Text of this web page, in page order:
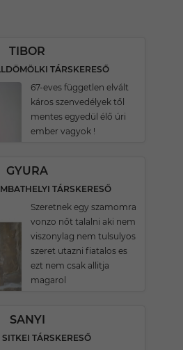
TIBOR
TÁRSKERESŐ
67-eves független elvált
káros szenvedélyek től
mentes egyedül élő úri
ember vagyok !
GYURA
TÁRSKERESŐ
Szeretnek egy szamomra
vonzo nőt talalni aki nem
viszonylag nem tulsulyos
szeret utazni fiatalos es
ezt nem csak allitja
magarol
SANYI
TÁRSKERESŐ